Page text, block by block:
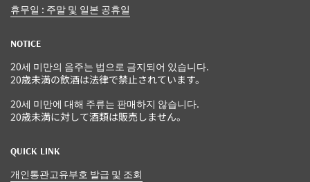
휴무일 : 주말 및 일본 공휴일
NOTICE
20세 미만의 음주는 법으로 금지되어 있습니다.
20歳未満の飲酒は法律で禁止されています。
20세 미만에 대해 주류는 판매하지 않습니다.
20歳未満に対して酒類は販売しません。
QUICK LINK
개인통관고유부호 발급 및 조회